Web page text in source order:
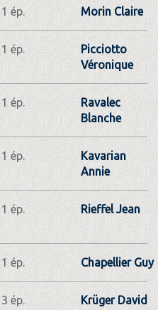
1 ép. Morin Claire
1 ép.
Picciotto
Véronique
1 ép.
Ravalec
Blanche
1 ép.
Kavarian
Annie
1 ép. Rieffel Jean
1 ép. Chapellier Guy
3 ép. Krüger David